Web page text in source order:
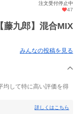
注文受付停止中
47
藤九郎】混合MIX
みんなの投稿を見る
均して特に高い評価を得
詳しくはこちら